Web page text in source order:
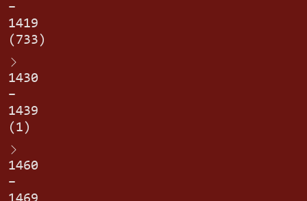
–
1419
(733)
1430
–
1439
(1)
1460
–